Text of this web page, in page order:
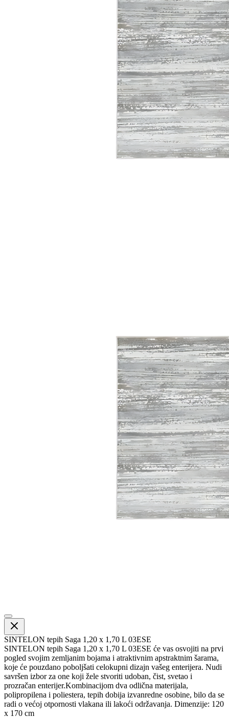
SINTELON tepih Saga 1,20 x 1,70 L 03ESE
SINTELON tepih Saga 1,20 x 1,70 L 03ESE će vas osvojiti na prvi
pogled svojim zemljanim bojama i atraktivnim apstraktnim šarama,
koje će pouzdano poboljšati celokupni dizajn vašeg enterijera. Nudi
savršen izbor za one koji žele stvoriti udoban, čist, svetao i
prozračan enterijer.Kombinacijom dva odlična materijala,
polipropilena i poliestera, tepih dobija izvanredne osobine, bilo da se
radi o većoj otpornosti vlakana ili lakoći održavanja. Dimenzije: 120
x 170 cm